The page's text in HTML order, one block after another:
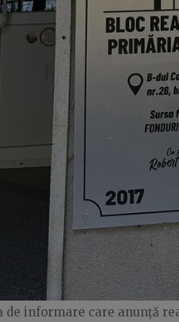
de informare care anunță